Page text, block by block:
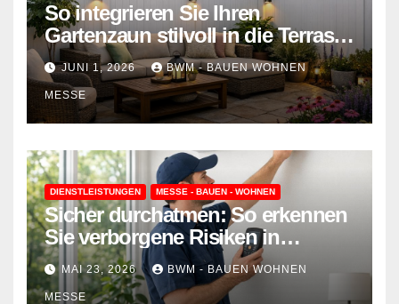
So integrieren Sie Ihren
Gartenzaun stilvoll in die Terrasse
– mehr Komfort, weniger
Aufwand
JUNI 1, 2026 BWM - BAUEN WOHNEN
MESSE
DIENSTLEISTUNGEN MESSE - BAUEN - WOHNEN
Sicher durchatmen: So erkennen
Sie verborgene Risiken in
Wohnraumlüftungen
MAI 23, 2026 BWM - BAUEN WOHNEN
MESSE